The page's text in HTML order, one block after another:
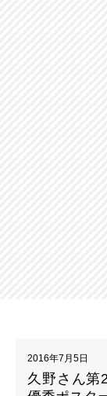
2016年7月5日
久野さん第